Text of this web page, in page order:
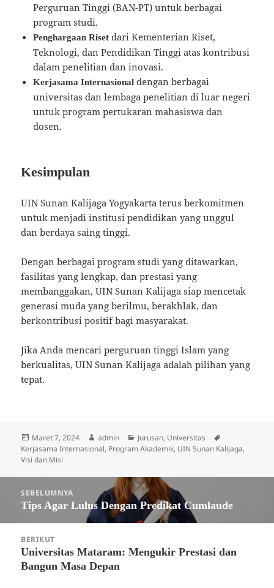
Perguruan Tinggi (BAN-PT) untuk berbagai
program studi.
Penghargaan Riset dari Kementerian Riset,
Teknologi, dan Pendidikan Tinggi atas kontribusi
dalam penelitian dan inovasi.
Kerjasama Internasional dengan berbagai
universitas dan lembaga penelitian di luar negeri
untuk program pertukaran mahasiswa dan
dosen.
Kesimpulan
UIN Sunan Kalijaga Yogyakarta terus berkomitmen
untuk menjadi institusi pendidikan yang unggul
dan berdaya saing tinggi.
Dengan berbagai program studi yang ditawarkan,
fasilitas yang lengkap, dan prestasi yang
membanggakan, UIN Sunan Kalijaga siap mencetak
generasi muda yang berilmu, berakhlak, dan
berkontribusi positif bagi masyarakat.
Jika Anda mencari perguruan tinggi Islam yang
berkualitas, UIN Sunan Kalijaga adalah pilihan yang
tepat.
Diposkan
pada
Maret 7, 2024 Penulis
admin Kategori
Jurusan, Universitas
Kerjasama Internasional, Program Akademik, UIN Sunan Kalijaga,
Visi dan Misi
SEBELUMNYA
Pos
Tips Agar Lulus Dengan Predikat Cumlaude
BERIKUT
Pos
berikutnya:
Universitas Mataram: Mengukir Prestasi dan
Bangun Masa Depan